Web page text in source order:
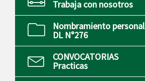
Trabaja con nosotros
Nombramiento personal
DL N°276
CONVOCATORIAS
Practicas